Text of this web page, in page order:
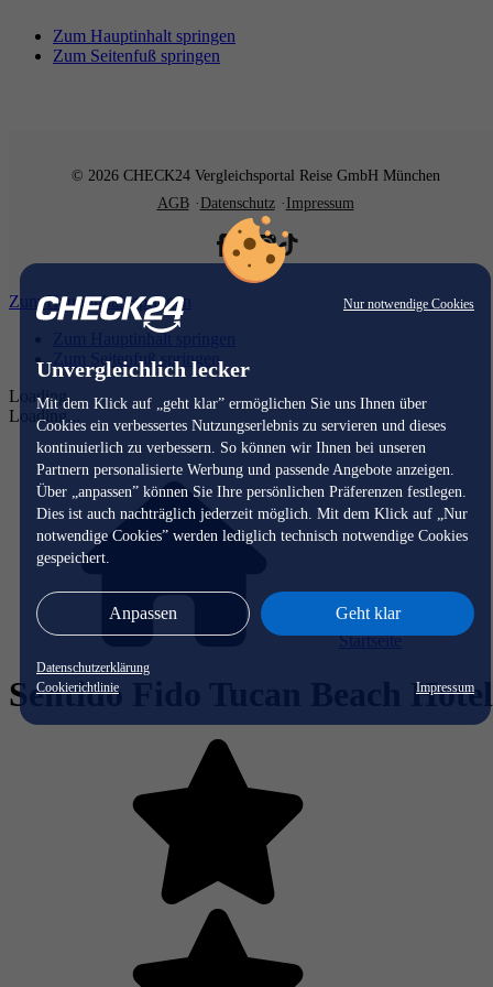
Nur notwendige Cookies
Unvergleichlich lecker
Mit dem Klick auf „geht klar” ermöglichen Sie uns Ihnen über
Cookies ein verbessertes Nutzungserlebnis zu servieren und dieses
kontinuierlich zu verbessern. So können wir Ihnen bei unseren
Partnern personalisierte Werbung und passende Angebote anzeigen.
Über „anpassen” können Sie Ihre persönlichen Präferenzen festlegen.
Dies ist auch nachträglich jederzeit möglich. Mit dem Klick auf „Nur
notwendige Cookies” werden lediglich technisch notwendige Cookies
gespeichert.
Anpassen Geht klar
Datenschutzerklärung
Cookierichtlinie
Impressum
Zum Hauptinhalt springen
Zum Seitenfuß springen
© 2026 CHECK24 Vergleichsportal Reise GmbH München
AGB
Datenschutz Impressum
Zum Hauptinhalt springen
Zum Hauptinhalt springen
Zum Seitenfuß springen
Loading...
Loading...
Startseite
Sentido Fido Tucan Beach Hotel